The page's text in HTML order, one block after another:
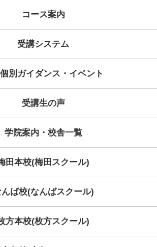
ます。
10:00～10:30
10:00～10:30
わせ